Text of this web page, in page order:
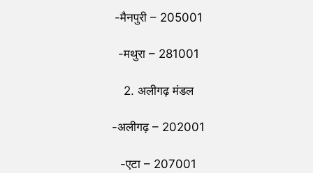
-मैनपुरी – 205001
-मथुरा – 281001
2. अलीगढ़ मंडल
-अलीगढ़ – 202001
-एटा – 207001